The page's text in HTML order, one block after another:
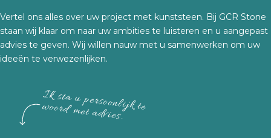
Vertel ons alles over uw project met kunststeen. Bij GCR Stone
staan wij klaar om naar uw ambities te luisteren en u aangepast
advies te geven. Wij willen nauw met u samenwerken om uw
ideeën te verwezenlijken.
Ik sta u persoonlijk te woord met advies.